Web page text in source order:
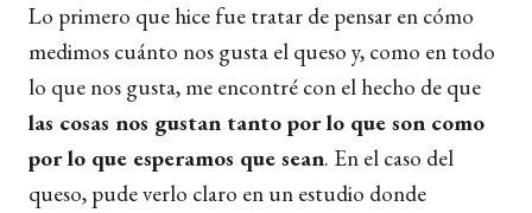
Lo primero que hice fue tratar de pensar en cómo
medimos cuánto nos gusta el queso y, como en todo
lo que nos gusta, me encontré con el hecho de que
las cosas nos gustan tanto por lo que son como
por lo que esperamos que sean. En el caso del
queso, pude verlo claro en un estudio donde